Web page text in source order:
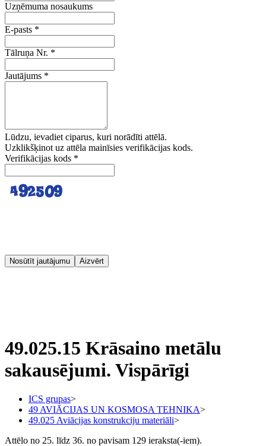
Uzņēmuma nosaukums
E-pasts *
Tālruņa Nr. *
Jautājums *
Lūdzu, ievadiet ciparus, kuri norādīti attēlā.
Uzklikšķinot uz attēla mainīsies verifikācijas kods.
Verifikācijas kods *
Nosūtīt jautājumu Aizvērt
49.025.15 Krāsaino metālu
sakausējumi. Vispārīgi
ICS grupas>
49 AVIĀCIJAS UN KOSMOSA TEHNIKA>
49.025 Aviācijas konstrukciju materiāli>
Attēlo no 25. līdz 36. no pavisam 129 ieraksta(-iem).